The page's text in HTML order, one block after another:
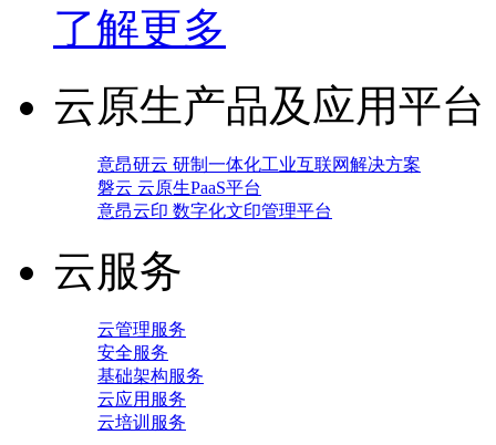
了解更多
云原生产品及应用平台
意昂研云 研制一体化工业互联网解决方案
磐云 云原生PaaS平台
意昂云印 数字化文印管理平台
云服务
云管理服务
安全服务
基础架构服务
云应用服务
云培训服务